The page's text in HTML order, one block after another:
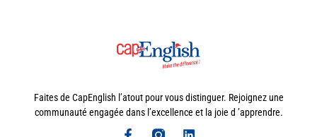
Faites de CapEnglish l’atout pour vous distinguer. Rejoignez une
communauté engagée dans l’excellence et la joie d ’apprendre.